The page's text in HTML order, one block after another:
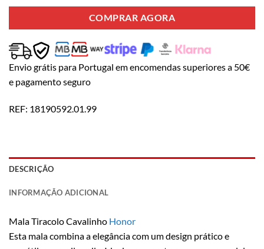
COMPRAR AGORA
Envio grátis para Portugal em encomendas superiores a 50€
e pagamento seguro
REF: 18190592.01.99
DESCRIÇÃO
INFORMAÇÃO ADICIONAL
Mala Tiracolo Cavalinho Honor
Esta mala combina a elegância com um design prático e